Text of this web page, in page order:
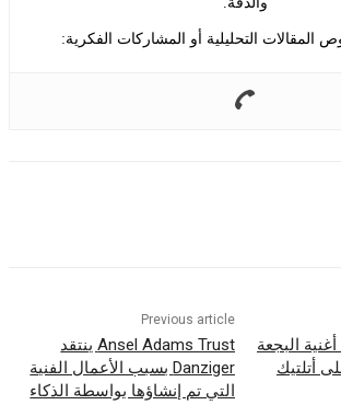
التحليلية أو المشاركات الفكرية:
Previous article
Ansel Adams Trust ينتقد
Danziger بسبب الأعمال الفنية
التي تم إنشاؤها بواسطة الذكاء